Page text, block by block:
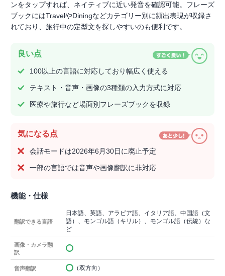
ンをタップすれば、ネイティブに近い発音を確認可能。フレーズ
ブックにはTravelやDiningなどカテゴリー別に頻出表現が収録さ
れており、旅行中の定型文を探しやすいのも便利です。
良い点
100以上の言語に対応しており幅広く使える
テキスト・音声・画像の3種類の入力方式に対応
医療や旅行など場面別フレーズブックを収録
気になる点
会話モードは2026年6月30日に廃止予定
一部の言語では音声や画像翻訳に非対応
機能・仕様
翻訳できる言語
日本語、英語、アラビア語、イタリア語、中国語（文
語）、モンゴル語（キリル）、モンゴル語（伝統）な
ど
画像・カメラ翻
訳
音声翻訳 （双方向）